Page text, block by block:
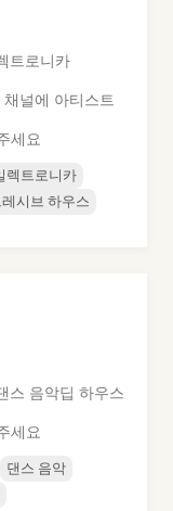
트로니카
널에 아티스트
세요
렉트로니카
시브 하우스
스 음악딥 하우스
세요
댄스 음악